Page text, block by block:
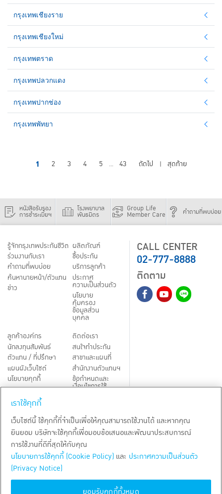
กรุงเทพเชียงราย
กรุงเทพเชียงใหม่
กรุงเทพตราด
กรุงเทพปลวกแดง
กรุงเทพปากช่อง
กรุงเทพพัทยา
1 2 3 4 5 ... 43 ถัดไป | สุดท้าย
หนังสือรับรอง
การชำระเบี้ยฯ
โรงพยาบาล
พันธมิตร
Group Life
Member Care คำถามที่พบบ่อย
รู้จักกรุงเทพประกันชีวิต
ร่วมงานกับเรา
คำถามที่พบบ่อย
ค้นหานายหน้า/ตัวแทน
ข่าว
ผลิตภัณฑ์
ชื้อประกัน
บริการลูกค้า
ประกาศ
ความเป็นส่วนตัว
นโยบาย
คุ้มครอง
ข้อมูลส่วน
บุคคล
ลูกค้าองค์กร
นักลงทุนสัมพันธ์
ตัวแทน / ที่ปรึกษา
แผนผังเว็บไซต์
นโยบายคุกกี้
Third-Party Notices
ติดต่อเรา
สนใจทำประกัน
สาขาและแผนที่
สำนักงานตัวแทนฯ
ข้อกำหนดและ
เงื่อนไขการใช้
CALL CENTER
02-777-8888
ติดตาม
TH EN
สงวนลิขสิทธิ์ พ.ศ.2569
เราใช้คุกกี้
เว็บไซต์นี้ ใช้คุกกี้ที่จำเป็นเพื่อให้คุณสามารถใช้งานได้ และหากคุณ
ยินยอม บริษัทจะใช้คุกกี้เพื่อมอบข้อเสนอและพัฒนาประสบการณ์
การใช้งานที่ดีที่สุดให้กับคุณ
นโยบายการใช้คุกกี้ (Cookie Policy) และ ประกาศความเป็นส่วนตัว
(Privacy Notice)